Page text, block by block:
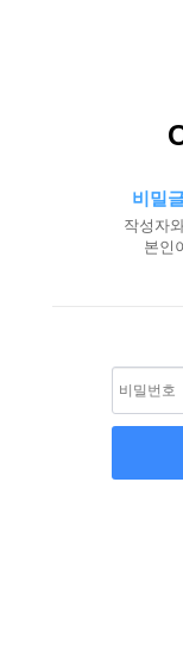
비밀
작성자
본인